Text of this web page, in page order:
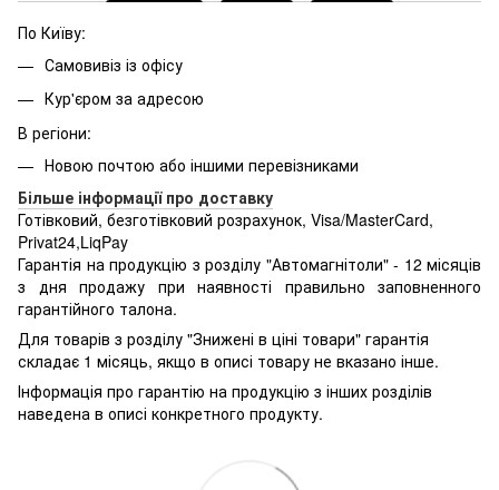
По Київу:
Самовивіз із офісу
Кур'єром за адресою
В регіони:
Новою почтою або іншими перевізниками
Більше інформації про доставку
Готівковий, безготівковий розрахунок, Visa/MasterCard,
Privat24,LiqPay
Гарантія на продукцію з розділу "Автомагнітоли" - 12 місяців
з дня продажу при наявності правильно заповненного
гарантійного талона.
Для товарів з розділу "Знижені в ціні товари" гарантія
складає 1 місяць, якщо в описі товару не вказано інше.
Інформація про гарантію на продукцію з інших розділів
наведена в описі конкретного продукту.